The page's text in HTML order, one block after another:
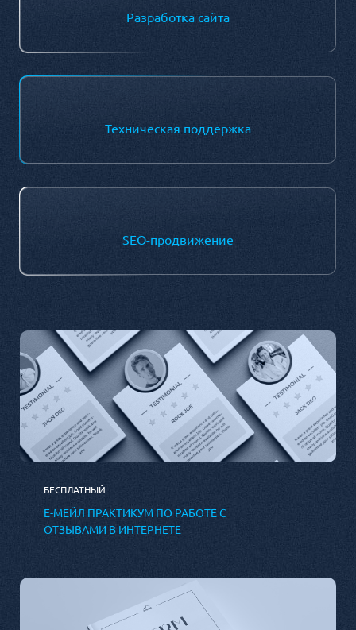
Разработка сайта
Техническая поддержка
SEO-продвижение
БЕСПЛАТНЫЙ
Е-МЕЙЛ ПРАКТИКУМ ПО РАБОТЕ С
ОТЗЫВАМИ В ИНТЕРНЕТЕ